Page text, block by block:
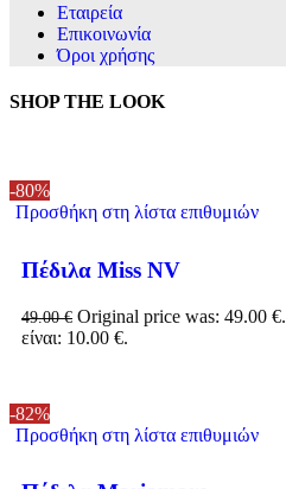
Εταιρεία
Επικοινωνία
Όροι χρήσης
SHOP THE LOOK
-80%
Προσθήκη στη λίστα επιθυμιών
Πέδιλα Miss NV
49.00€ Original price was: 49.00 €.
είναι: 10.00 €.
-82%
Προσθήκη στη λίστα επιθυμιών